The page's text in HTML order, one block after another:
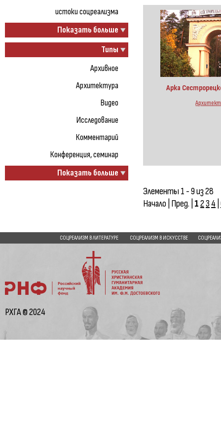
истоки соцреализма
Показать больше
Типы
Архивное
Архитектура
Видео
Исследование
Комментарий
Конференция, семинар
Показать больше
Арка
Элементы 1 - 9 из 28
Начало | Пред. | 1234
СОЦРЕАЛИЗМ В ЛИТЕРАТУРЕ СОЦРЕАЛИЗМ В ИСКУССТВЕ
РХГА © 2024